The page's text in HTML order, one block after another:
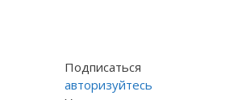
Подписаться
авторизуйтесь